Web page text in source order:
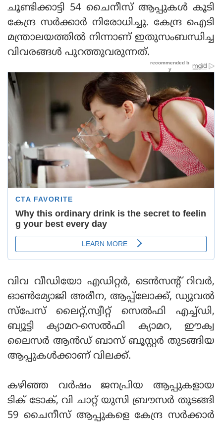
ചൂണ്ടി‌ക്കാട്ടി 54 ചൈനീസ് ആപ്പുകള്‍ കൂടി
കേന്ദ്ര സര്‍ക്കാര്‍ നിരോധിച്ചു. കേന്ദ്ര ഐടി
മന്ത്രാലയത്തില്‍ നിന്നാണ് ഇതുസംബന്ധിച്ച
വിവരങ്ങള്‍ പുറത്തുവരുന്നത്.
വിവ വീഡിയോ എഡിറ്റര്‍, ടെന്‍സന്റ് റിവര്‍,
ഓണ്‍മ്യോജി അരീന, ആപ്പ്‌ലോക്ക്, ഡ്യുവല്‍
സ്‌പേസ് ലൈറ്റ്,സ്വീറ്റ് സെല്‍ഫി എച്ച്ഡി,
ബ്യൂട്ടി ക്യാമറ-സെല്‍ഫി ക്യാമറ, ഈക്വ
ലൈസര്‍ ആന്‍ഡ് ബാസ് ബൂസ്റ്റര്‍ തുടങ്ങിയ
ആപ്പുകൾക്കാണ് വിലക്ക്.
കഴിഞ്ഞ വർഷം ജനപ്രിയ ആപ്പുകളായ
ടിക് ടോക്, വി ചാറ്റ് യുസി ബ്രൗസര്‍ തുടങ്ങി
59 ചൈനീസ് ആപ്പുകളെ കേന്ദ്ര സര്‍ക്കാര്‍